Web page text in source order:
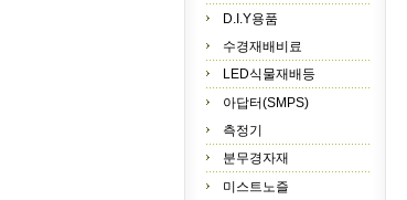
D.I.Y용품
수경재배비료
LED식물재배등
아답터(SMPS)
측정기
분무경자재
미스트노즐